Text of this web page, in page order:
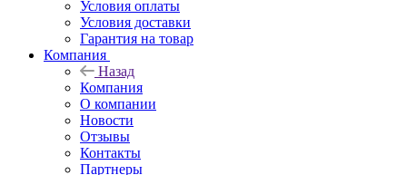
Условия оплаты
Условия доставки
Гарантия на товар
Компания
Назад
Компания
О компании
Новости
Отзывы
Контакты
Партнеры